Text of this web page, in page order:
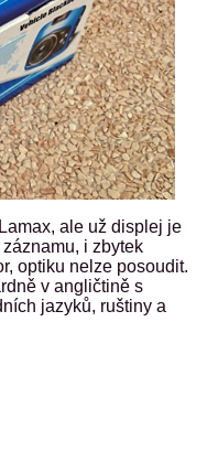
ale už displej je
i zbytek
optiku nelze posoudit.
v angličtině s
jazyků, ruštiny a